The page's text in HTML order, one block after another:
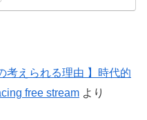
考えられる理由 】時代的
free stream より